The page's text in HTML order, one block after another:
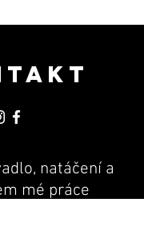
natáčení a
mé práce